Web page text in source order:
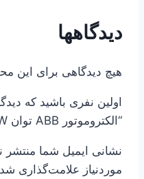
دیدگاهها
هیچ دیدگاهی برای این
اولین نفری باشید که
“الکتروموتور ABB توان ۱٫۱KW دور ۹۰۰”
نشانی ایمیل شما منتشر
موردنیاز علامت‌گذاری